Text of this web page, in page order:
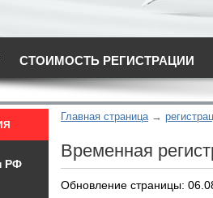
СТОИМОСТЬ РЕГИСТРАЦИИ
Главная страница
Временная
Обновление страницы:
РФ